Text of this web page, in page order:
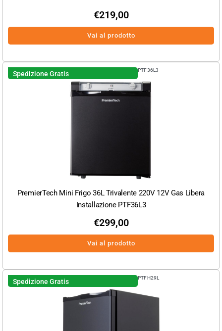
€219,00
Vai al prodotto
Spedizione Gratis PTF36L3
PremierTech Mini Frigo 36L Trivalente 220V 12V Gas Libera
Installazione PTF36L3
€299,00
Vai al prodotto
Spedizione Gratis PTFH29L